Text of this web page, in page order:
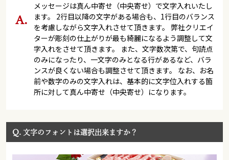
メッセージは真ん中寄せ（中央寄せ）で文字入れいたし
ます。 2行目以降の文字がある場合も、1行目のバランス
を考慮しながら文字入れさせて頂きます。 弊社クリエイ
ターが彫刻の仕上がりが最も綺麗になるよう調整して文
字入れをさせて頂きます。 また、文字数次第で、句読点
のみになったり、一文字のみとなる行があるなど、バラ
ンスが良くない場合も調整させて頂きます。 なお、お名
前や数字のみの文字入れは、基本的に文字位入れする箇
所に対して真ん中寄せ（中央寄せ）になります。
Q. 文字のフォントは選択出来ますか？